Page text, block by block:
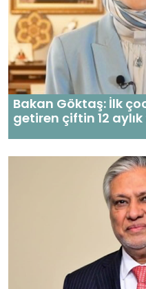
Bakan Göktaş: İlk
getiren çiftin 12